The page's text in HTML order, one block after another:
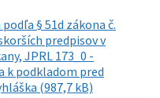
§ 51d zákona č.
predpisov v
JPRL 173_0 -
k podkladom pred
(987,7 kB)